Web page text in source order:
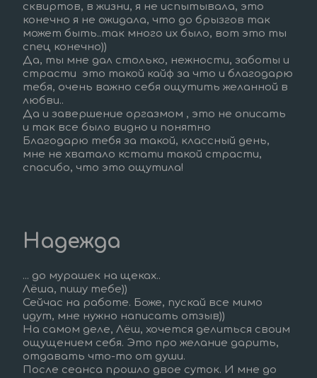
сквиртов, в жизни, я не испытывала, это
конечно я не ожидала, что до брызгов так
может быть..так много их было, вот это ты
спец конечно))
Да, ты мне дал столько, нежности, заботы и
страсти  это такой кайф за что и благодарю
тебя, очень важно себя ощутить желанной в
любви..
Да и завершение оргазмом , это не описать
и так все было видно и понятно
Благодарю тебя за такой, классный день,
мне не хватало кстати такой страсти,
спасибо, что это ощутила!
Надежда
... до мурашек на щеках..
Лёша, пишу тебе))
Сейчас на работе. Боже, пускай все мимо
идут, мне нужно написать отзыв))
На самом деле, Лёш, хочется делиться своим
ощущением себя. Это про желание дарить,
отдавать что-то от души.
После сеанса прошло двое суток. И мне до